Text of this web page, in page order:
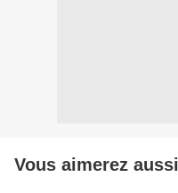
Vous aimerez aussi